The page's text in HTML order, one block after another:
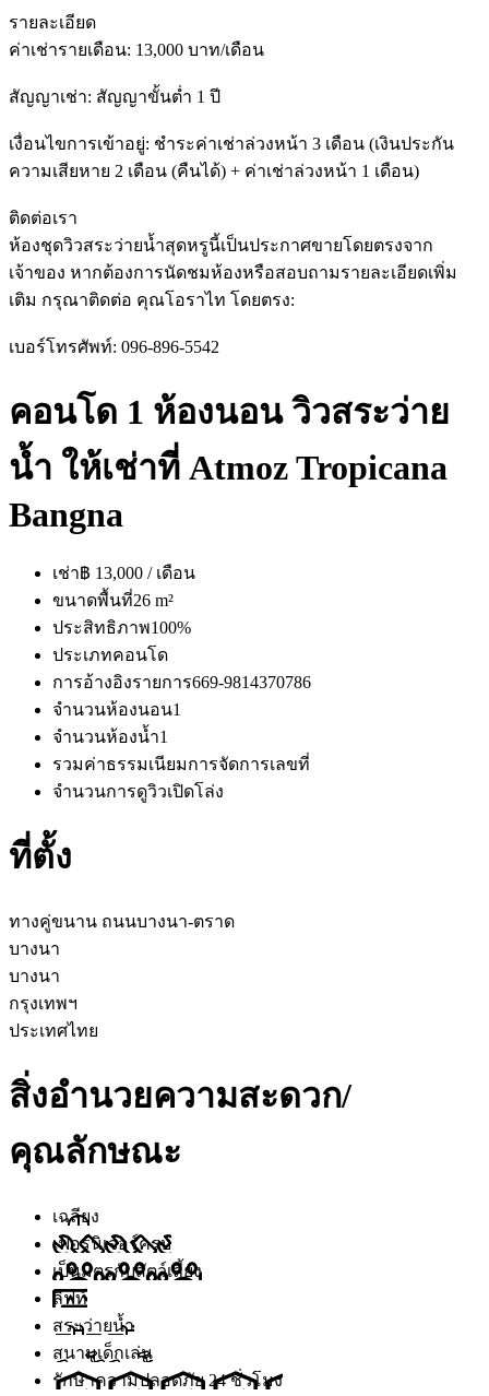
รายละเอียด
ค่าเช่ารายเดือน: 13,000 บาท/เดือน
สัญญาเช่า: สัญญาขั้นต่ำ 1 ปี
เงื่อนไขการเข้าอยู่: ชำระค่าเช่าล่วงหน้า 3 เดือน (เงินประกัน
ความเสียหาย 2 เดือน (คืนได้) + ค่าเช่าล่วงหน้า 1 เดือน)
ติดต่อเรา
ห้องชุดวิวสระว่ายน้ำสุดหรูนี้เป็นประกาศขายโดยตรงจาก
เจ้าของ หากต้องการนัดชมห้องหรือสอบถามรายละเอียดเพิ่ม
เติม กรุณาติดต่อ คุณโอราไท โดยตรง:
เบอร์โทรศัพท์: 096-896-5542
คอนโด 1 ห้องนอน วิวสระว่าย
น้ำ ให้เช่าที่ Atmoz Tropicana
Bangna
เช่า฿ 13,000 / เดือน
ขนาดพื้นที่26 m²
ประสิทธิภาพ100%
ประเภทคอนโด
การอ้างอิงรายการ669-9814370786
จำนวนห้องนอน1
จำนวนห้องน้ำ1
รวมค่าธรรมเนียมการจัดการเลขที่
จำนวนการดูวิวเปิดโล่ง
ที่ตั้ง
ทางคู่ขนาน ถนนบางนา-ตราด
บางนา
บางนา
กรุงเทพฯ
ประเทศไทย
สิ่งอำนวยความสะดวก/
คุณลักษณะ
เฉลียง
เฟอร์นิเจอร์ครบ
เป็นมิตรกับสัตว์เลี้ยง
ลิฟท์
สระว่ายน้ำ
สนามเด็กเล่น
รักษาความปลอดภัย 24 ชั่วโมง